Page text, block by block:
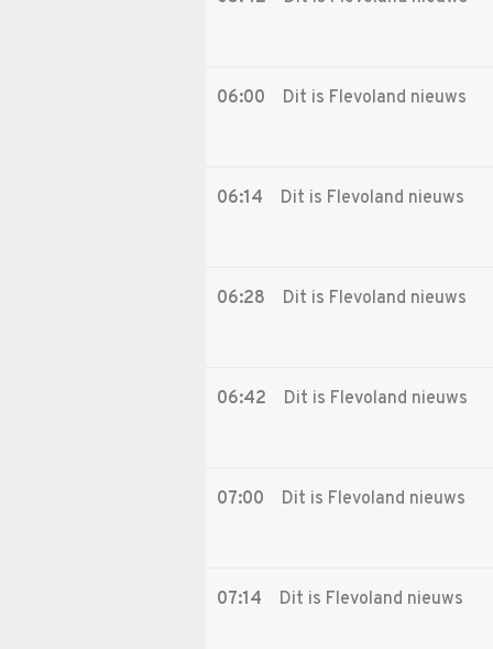
06:00 Dit is Flevoland nieuws
06:14 Dit is Flevoland nieuws
06:28 Dit is Flevoland nieuws
06:42 Dit is Flevoland nieuws
07:00 Dit is Flevoland nieuws
07:14 Dit is Flevoland nieuws